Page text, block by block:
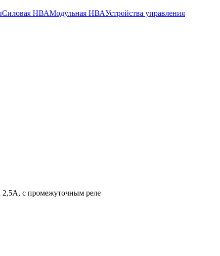
Силовая НВАМодульная НВАУстройства управления
2,5А, с промежуточным реле